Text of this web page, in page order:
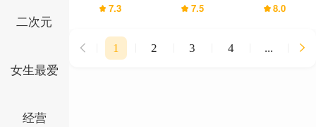
二次元
女生最爱
经营
Ace同款)
7.3
猫(Steam移
7.5
汉化版(辅助
8.0
1 2 3 4 ...